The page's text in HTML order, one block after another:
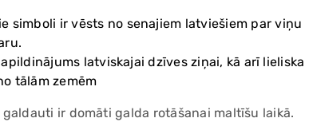
simboli ir vēsts no senajiem latviešiem par viņu
latviskajai dzīves ziņai, kā arī lieliska
tālām zemēm
ir domāti galda rotāšanai maltīšu laikā.